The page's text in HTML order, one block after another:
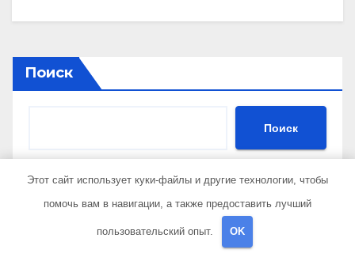
Поиск
Поиск
Последние публикации
В каких случаях требуется выезд нарколога к
Этот сайт использует куки-файлы и другие технологии, чтобы
помочь вам в навигации, а также предоставить лучший
пользовательский опыт. OK